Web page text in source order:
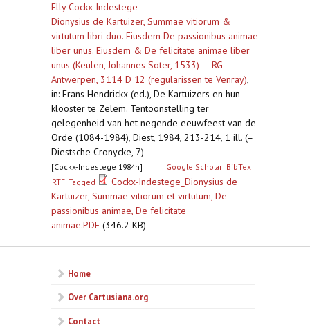
Elly Cockx-Indestege
Dionysius de Kartuizer, Summae vitiorum &
virtutum libri duo. Eiusdem De passionibus animae
liber unus. Eiusdem & De felicitate animae liber
unus (Keulen, Johannes Soter, 1533) — RG
Antwerpen, 3114 D 12 (regularissen te Venray),
in: Frans Hendrickx (ed.), De Kartuizers en hun
klooster te Zelem. Tentoonstelling ter
gelegenheid van het negende eeuwfeest van de
Orde (1084-1984), Diest, 1984, 213-214, 1 ill. (=
Diestsche Cronycke, 7)
[Cockx-Indestege 1984h] Google Scholar BibTex
RTF Tagged
Cockx-Indestege_Dionysius de
Kartuizer, Summae vitiorum et virtutum, De
passionibus animae, De felicitate
animae.PDF (346.2 KB)
Home
Over Cartusiana.org
Contact